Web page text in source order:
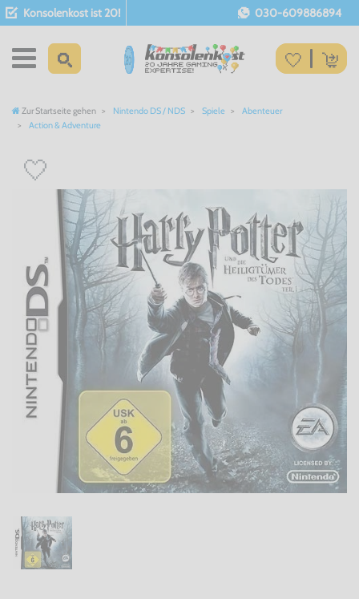
Konsolenkost ist 20! 030-609886894
Zur Startseite gehen Nintendo DS / NDS Spiele
Abenteuer
Action & Adventure